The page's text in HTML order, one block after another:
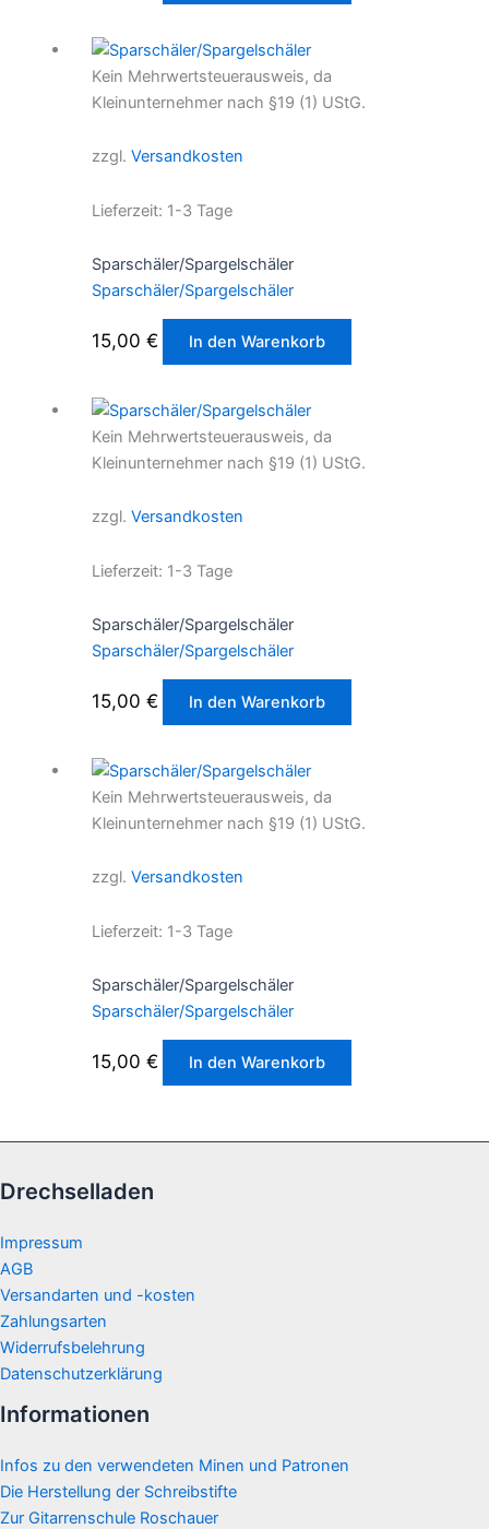
Kein Mehrwertsteuerausweis, da
Kleinunternehmer nach §19 (1) UStG.
zzgl. Versandkosten
Lieferzeit: 1-3 Tage
Sparschäler/Spargelschäler
Sparschäler/Spargelschäler
15,00 € In den Warenkorb
Kein Mehrwertsteuerausweis, da
Kleinunternehmer nach §19 (1) UStG.
zzgl. Versandkosten
Lieferzeit: 1-3 Tage
Sparschäler/Spargelschäler
Sparschäler/Spargelschäler
15,00 € In den Warenkorb
Kein Mehrwertsteuerausweis, da
Kleinunternehmer nach §19 (1) UStG.
zzgl. Versandkosten
Lieferzeit: 1-3 Tage
Sparschäler/Spargelschäler
Sparschäler/Spargelschäler
15,00 € In den Warenkorb
Drechselladen
Impressum
AGB
Versandarten und -kosten
Zahlungsarten
Widerrufsbelehrung
Datenschutzerklärung
Informationen
Infos zu den verwendeten Minen und Patronen
Die Herstellung der Schreibstifte
Zur Gitarrenschule Roschauer